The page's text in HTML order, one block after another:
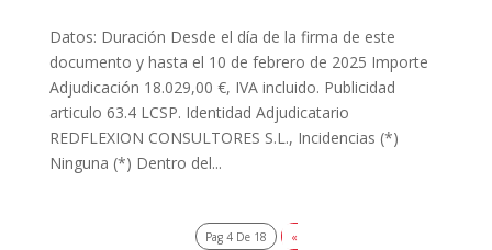
Datos: Duración Desde el día de la firma de este
documento y hasta el 10 de febrero de 2025 Importe
Adjudicación 18.029,00 €, IVA incluido. Publicidad
articulo 63.4 LCSP. Identidad Adjudicatario
REDFLEXION CONSULTORES S.L., Incidencias (*)
Ninguna (*) Dentro del...
Pag 4 De 18
«